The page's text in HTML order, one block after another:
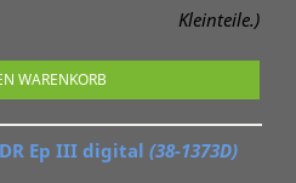
Kleinteile.)
WARENKORB
DR Ep III digital (38-1373D)